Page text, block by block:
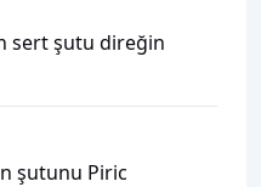
sert şutu direğin
şutunu Piric